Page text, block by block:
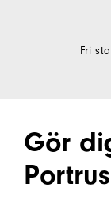
Fri
Gör